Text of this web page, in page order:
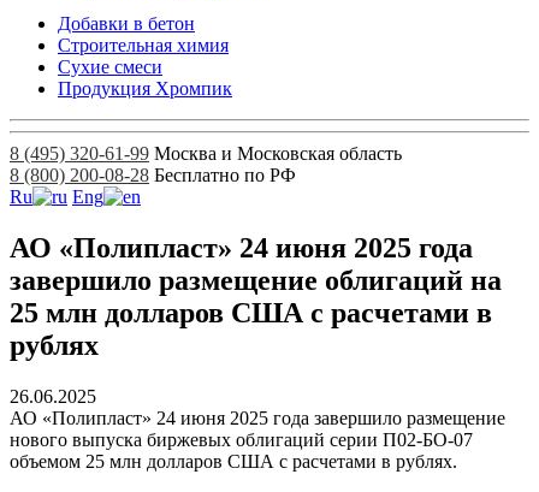
Добавки в бетон
Строительная химия
Сухие смеси
Продукция Хромпик
8 (495) 320-61-99 Москва и Московская область
8 (800) 200-08-28 Бесплатно по РФ
Ru
Eng
АО «Полипласт» 24 июня 2025 года
завершило размещение облигаций на
25 млн долларов США с расчетами в
рублях
26.06.2025
АО «Полипласт» 24 июня 2025 года завершило размещение
нового выпуска биржевых облигаций серии П02-БО-07
объемом 25 млн долларов США с расчетами в рублях.